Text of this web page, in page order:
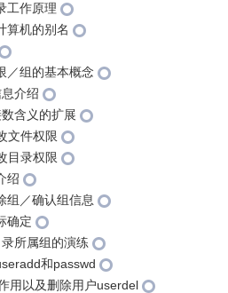
工作原理
算机的别名
／组的基本概念
介绍
含义的扩展
文件权限
目录权限
绍
组／确认组信息
确定
所属组的演练
和passwd
用以及删除用户userdel